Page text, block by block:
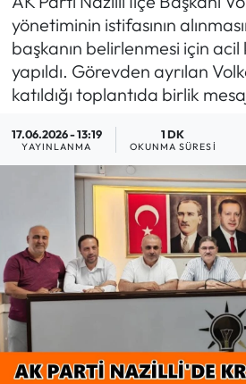
yönetiminin istifasının
başkanın belirlenmesi için acil
yapıldı. Görevden ayrılan
katıldığı toplantıda birlik
17.06.2026 - 13:19
YAYINLANMA
1 DK
OKUNMA SÜRESI
GÜNDEM
MAGAZİN
SAĞLIK
SİYASET
SPOR
TARIM
YAŞAM
Haber Arşivi